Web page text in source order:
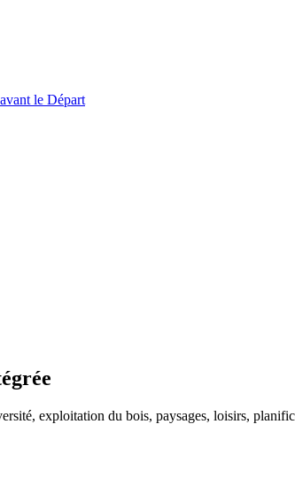
le Départ
exploitation du bois, paysages, loisirs,